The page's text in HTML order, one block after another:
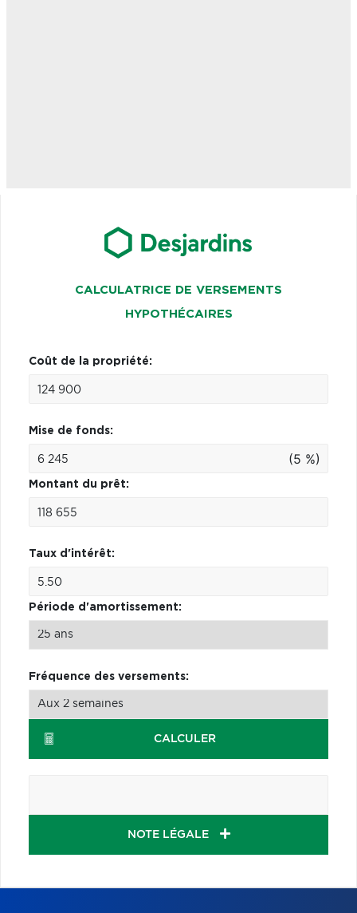
CALCULATRICE DE VERSEMENTS
HYPOTHÉCAIRES
Coût de la propriété:
Mise de fonds:
(5 %)
Montant du prêt:
Taux d'intérêt:
Période d'amortissement:
Fréquence des versements:
CALCULER
NOTE LÉGALE